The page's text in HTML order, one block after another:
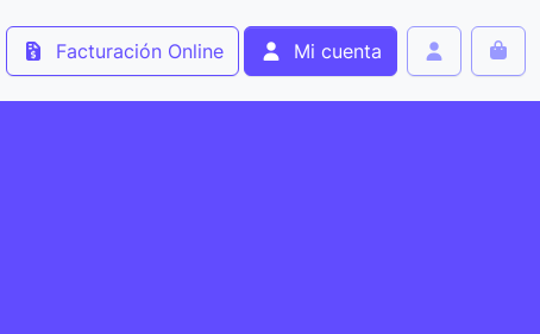
Facturación Online
Mi cuenta
Account
Cart